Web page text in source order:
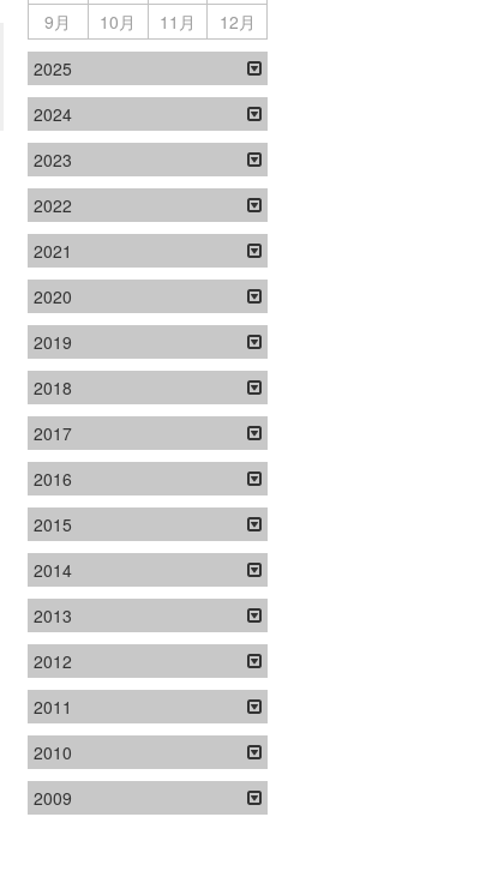
9月
10月 11月
12月
2025
2024
2023
2022
2021
2020
2019
2018
2017
2016
2015
2014
2013
2012
2011
2010
2009